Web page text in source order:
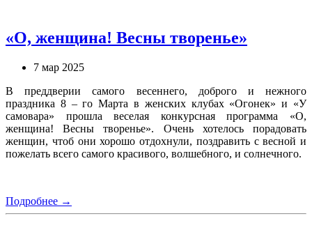
«О, женщина! Весны творенье»
7 мар 2025
В преддверии самого весеннего, доброго и нежного
праздника 8 – го Марта в женских клубах «Огонек» и «У
самовара» прошла веселая конкурсная программа «О,
женщина! Весны творенье». Очень хотелось порадовать
женщин, чтоб они хорошо отдохнули, поздравить с весной и
пожелать всего самого красивого, волшебного, и солнечного.
Подробнее →